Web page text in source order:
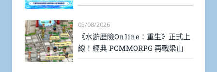
05/08/2026
《水滸歷險Online：重生》正式上
線！經典 PCMMORPG 再戰梁山